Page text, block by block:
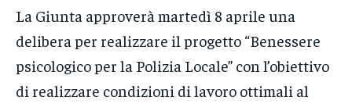
La Giunta approverà martedì 8 aprile una
delibera per realizzare il progetto “Benessere
psicologico per la Polizia Locale” con l’obiettivo
di realizzare condizioni di lavoro ottimali al